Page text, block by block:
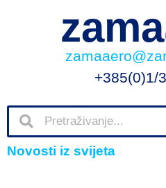
zama
+385(0)1/
Novosti iz svijeta